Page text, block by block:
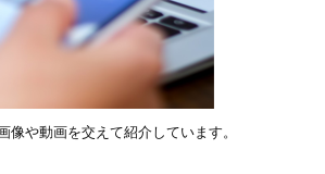
や動画を交えて紹介しています。